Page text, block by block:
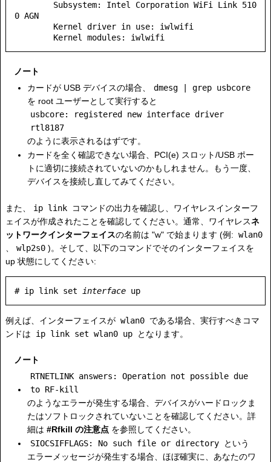
0 AGN
ノート
カードが USB デバイスの場合、
dmesg | grep usbcore
を root ユーザーとして実行すると
usbcore: registered new interface driver
rtl8187
のように表示されるはずです。
カードを全く確認できない場合、PCI(e) スロット/USB ポー
トに適切に接続されていないのかもしれません。もう一度、
デバイスを接続し直してみてください。
また、 ip link
コマンドの出力を確認し、ワイヤレスインターフ
ェイスが作成されたことを確認してください。通常、ワイヤレスネ
ットワークインターフェイスの名前は "w" で始まります (例: wlan0
、
wlp2s0 )。そして、以下のコマンドでそのインターフェイスを
up 状態にしてください:
# ip link set interface
例えば、インターフェイスが wlan0 である場合、実行すべきコマ
ンドは
ip link set wlan0 up となります。
ノート
RTNETLINK answers: Operation not possible due
to RF-kill
のようなエラーが発生する場合、デバイスがハードロックま
たはソフトロックされていないことを確認してください。詳
細は#Rfkill の注意点 を参照してください。
SIOCSIFFLAGS: No such file or directory
という
エラーメッセージが発生する場合、ほぼ確実に、あなたのワ